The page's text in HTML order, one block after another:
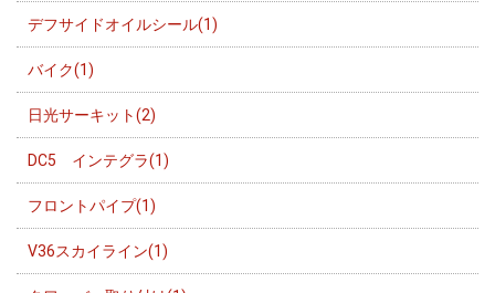
デフサイドオイルシール(1)
バイク(1)
日光サーキット(2)
DC5 インテグラ(1)
フロントパイプ(1)
V36スカイライン(1)